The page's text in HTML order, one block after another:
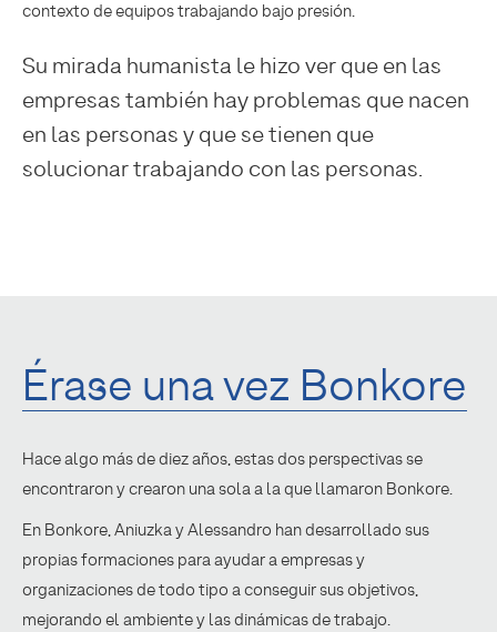
contexto de equipos trabajando bajo presión.
Su mirada humanista le hizo ver que en las
empresas también hay problemas que nacen
en las personas y que se tienen que
solucionar trabajando con las personas.
Érase una vez Bonkore
Hace algo más de diez años, estas dos perspectivas se
encontraron y crearon una sola a la que llamaron Bonkore.
En Bonkore, Aniuzka y Alessandro han desarrollado sus
propias formaciones para ayudar a empresas y
organizaciones de todo tipo a conseguir sus objetivos,
mejorando el ambiente y las dinámicas de trabajo.